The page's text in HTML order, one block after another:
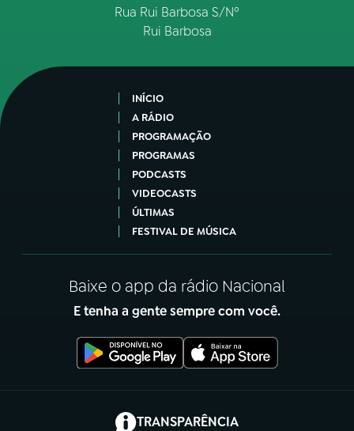
Rua Rui Barbosa S/Nº
Rui Barbosa
INÍCIO
A RÁDIO
PROGRAMAÇÃO
PROGRAMAS
PODCASTS
VIDEOCASTS
ÚLTIMAS
FESTIVAL DE MÚSICA
Baixe o app da rádio Nacional
E tenha a gente sempre com você.
TRANSPARÊNCIA
(abre em nova aba)